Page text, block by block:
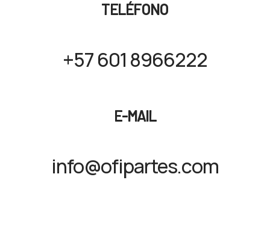
TELÉFONO
+57 601 8966222
E-MAIL
info@ofipartes.com